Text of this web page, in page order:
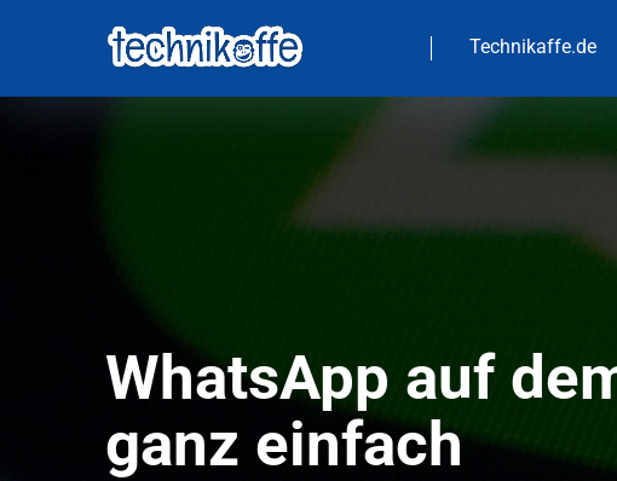
Technikaffe.de
WhatsApp auf
ganz einfach